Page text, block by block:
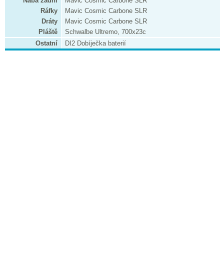
Ráfky
Mavic Cosmic Carbone SLR
Dráty
Mavic Cosmic Carbone SLR
Pláště
Schwalbe Ultremo, 700x23c
Ostatní
DI2 Dobíječka baterií